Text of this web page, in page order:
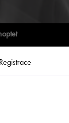
Registrace